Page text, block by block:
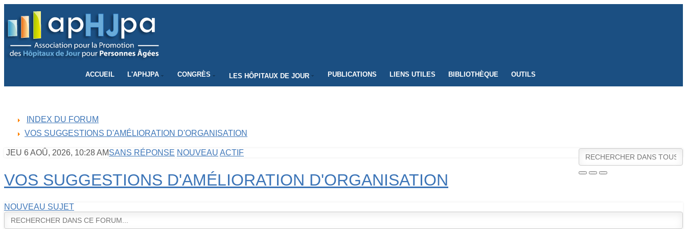
ACCUEIL L'APHJPA CONGRÈS LES HÔPITAUX DE JOUR PUBLICATIONS LIENS UTILES BIBLIOTHÈQUE OUTILS
INDEX DU FORUM
VOS SUGGESTIONS D'AMÉLIORATION D'ORGANISATION
JEU 6 AOÛ, 2026, 10:28 AMSANS RÉPONSE NOUVEAU ACTIF
VOS SUGGESTIONS D'AMÉLIORATION D'ORGANISATION
NOUVEAU SUJET